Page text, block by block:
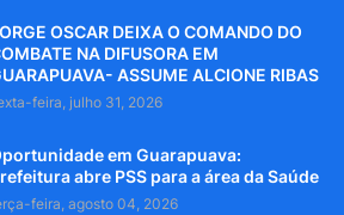
OSCAR DEIXA O COMANDO DO
NA DIFUSORA EM
ASSUME ALCIONE RIBAS
feira, julho 31, 2026
em Guarapuava:
abre PSS para a área da Saúde
feira, agosto 04, 2026